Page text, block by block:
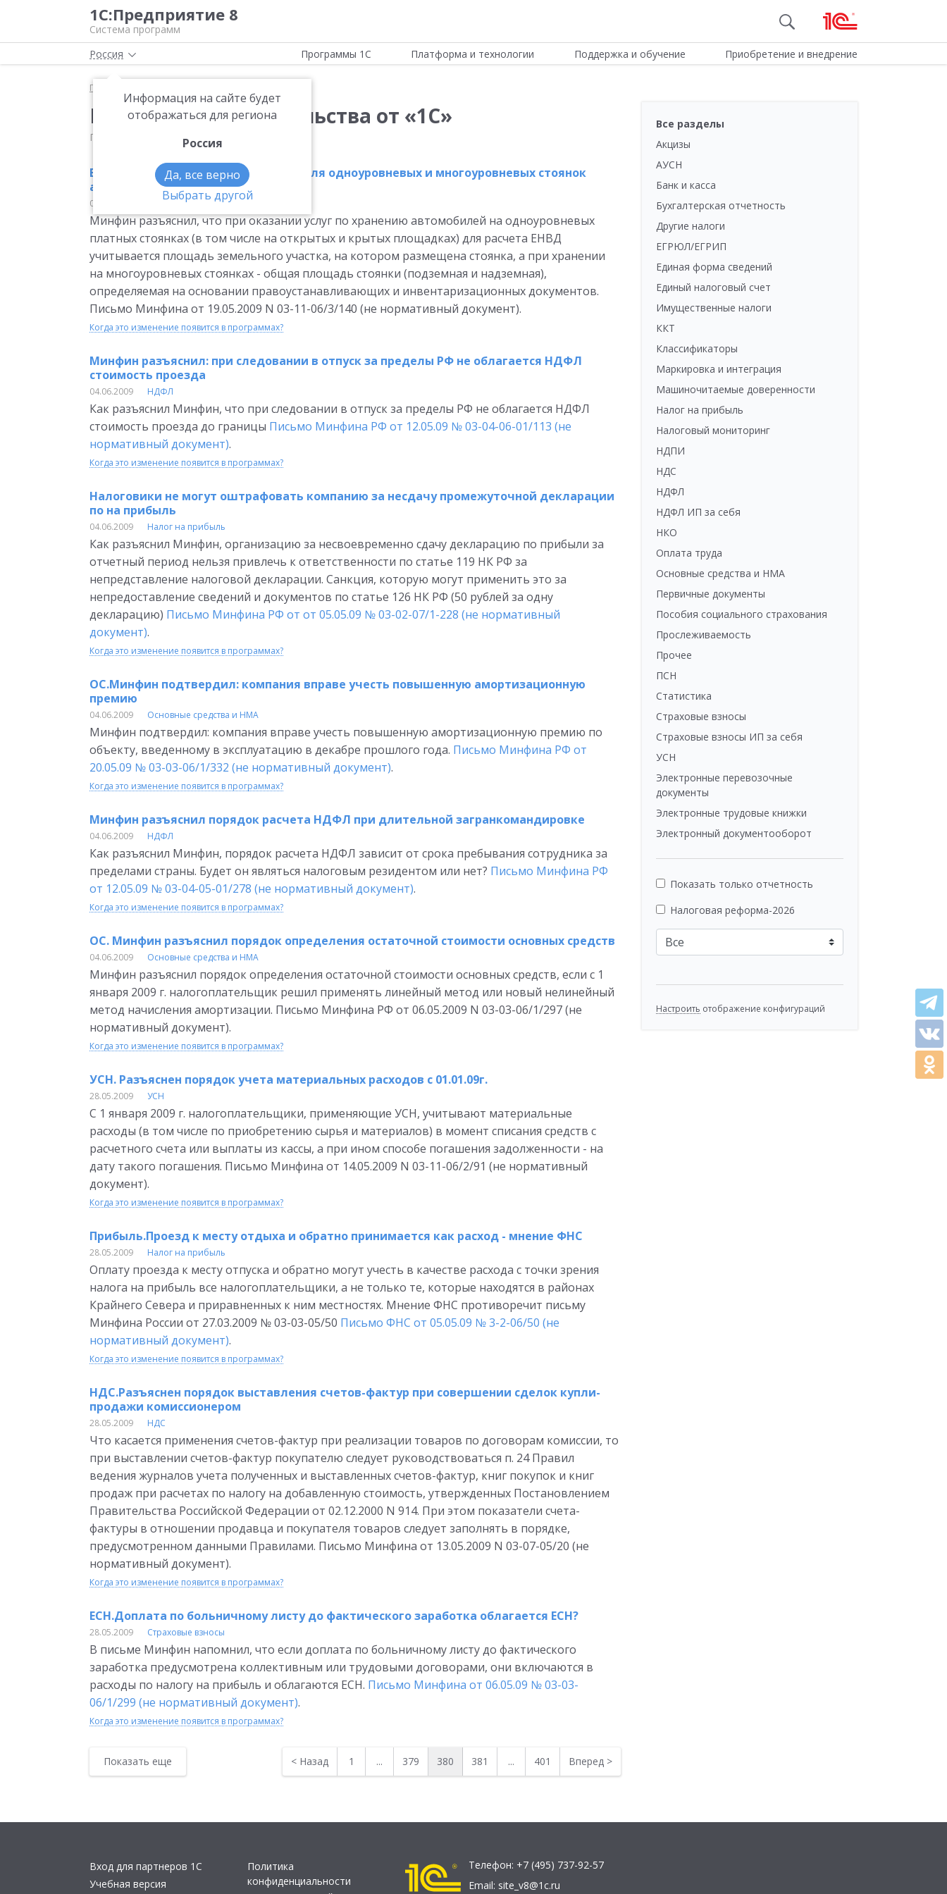
1С:Предприятие 8
Система программ
Россия
Информация на сайте будет
отображаться для региона
Россия
Да, все верно
Выбрать другой
Программы 1С Платформа и технологии Поддержка и обучение Приобретение и внедрение
Главная
Новости законодательства от «1С»
Последнее обновление: 8 августа 2026
ЕНВД. Расчет показателя площадь для одноуровневых и многоуровневых стоянок
автотранспорта
05.06.2009 Прочее
Минфин разъяснил, что при оказании услуг по хранению автомобилей на одноуровневых
платных стоянках (в том числе на открытых и крытых площадках) для расчета ЕНВД
учитывается площадь земельного участка, на котором размещена стоянка, а при хранении
на многоуровневых стоянках - общая площадь стоянки (подземная и надземная),
определяемая на основании правоустанавливающих и инвентаризационных документов.
Письмо Минфина от 19.05.2009 N 03-11-06/3/140 (не нормативный документ).
Когда это изменение появится в программах?
Минфин разъяснил: при следовании в отпуск за пределы РФ не облагается НДФЛ
стоимость проезда
04.06.2009 НДФЛ
Как разъяснил Минфин, что при следовании в отпуск за пределы РФ не облагается НДФЛ
стоимость проезда до границы Письмо Минфина РФ от 12.05.09 № 03-04-06-01/113 (не
нормативный документ).
Когда это изменение появится в программах?
Налоговики не могут оштрафовать компанию за несдачу промежуточной декларации
по на прибыль
04.06.2009 Налог на прибыль
Как разъяснил Минфин, организацию за несвоевременно сдачу декларацию по прибыли за
отчетный период нельзя привлечь к ответственности по статье 119 НК РФ за
непредставление налоговой декларации. Санкция, которую могут применить это за
непредоставление сведений и документов по статье 126 НК РФ (50 рублей за одну
декларацию) Письмо Минфина РФ от от 05.05.09 № 03-02-07/1-228 (не нормативный
документ).
Когда это изменение появится в программах?
ОС.Минфин подтвердил: компания вправе учесть повышенную амортизационную
премию
04.06.2009 Основные средства и НМА
Минфин подтвердил: компания вправе учесть повышенную амортизационную премию по
объекту, введенному в эксплуатацию в декабре прошлого года. Письмо Минфина РФ от
20.05.09 № 03-03-06/1/332 (не нормативный документ).
Когда это изменение появится в программах?
Минфин разъяснил порядок расчета НДФЛ при длительной загранкомандировке
04.06.2009 НДФЛ
Как разъяснил Минфин, порядок расчета НДФЛ зависит от срока пребывания сотрудника за
пределами страны. Будет он являться налоговым резидентом или нет? Письмо Минфина РФ
от 12.05.09 № 03-04-05-01/278 (не нормативный документ).
Когда это изменение появится в программах?
ОС. Минфин разъяснил порядок определения остаточной стоимости основных средств
04.06.2009 Основные средства и НМА
Минфин разъяснил порядок определения остаточной стоимости основных средств, если с 1
января 2009 г. налогоплательщик решил применять линейный метод или новый нелинейный
метод начисления амортизации. Письмо Минфина РФ от 06.05.2009 N 03-03-06/1/297 (не
нормативный документ).
Когда это изменение появится в программах?
УСН. Разъяснен порядок учета материальных расходов с 01.01.09г.
28.05.2009 УСН
С 1 января 2009 г. налогоплательщики, применяющие УСН, учитывают материальные
расходы (в том числе по приобретению сырья и материалов) в момент списания средств с
расчетного счета или выплаты из кассы, а при ином способе погашения задолженности - на
дату такого погашения. Письмо Минфина от 14.05.2009 N 03-11-06/2/91 (не нормативный
документ).
Когда это изменение появится в программах?
Прибыль.Проезд к месту отдыха и обратно принимается как расход - мнение ФНС
28.05.2009 Налог на прибыль
Оплату проезда к месту отпуска и обратно могут учесть в качестве расхода с точки зрения
налога на прибыль все налогоплательщики, а не только те, которые находятся в районах
Крайнего Севера и приравненных к ним местностях. Мнение ФНС противоречит письму
Минфина России от 27.03.2009 № 03-03-05/50 Письмо ФНС от 05.05.09 № 3-2-06/50 (не
нормативный документ).
Когда это изменение появится в программах?
НДС.Разъяснен порядок выставления счетов-фактур при совершении сделок купли-
продажи комиссионером
28.05.2009 НДС
Что касается применения счетов-фактур при реализации товаров по договорам комиссии, то
при выставлении счетов-фактур покупателю следует руководствоваться п. 24 Правил
ведения журналов учета полученных и выставленных счетов-фактур, книг покупок и книг
продаж при расчетах по налогу на добавленную стоимость, утвержденных Постановлением
Правительства Российской Федерации от 02.12.2000 N 914. При этом показатели счета-
фактуры в отношении продавца и покупателя товаров следует заполнять в порядке,
предусмотренном данными Правилами. Письмо Минфина от 13.05.2009 N 03-07-05/20 (не
нормативный документ).
Когда это изменение появится в программах?
ЕСН.Доплата по больничному листу до фактического заработка облагается ЕСН?
28.05.2009 Страховые взносы
В письме Минфин напомнил, что если доплата по больничному листу до фактического
заработка предусмотрена коллективным или трудовыми договорами, они включаются в
расходы по налогу на прибыль и облагаются ЕСН. Письмо Минфина от 06.05.09 № 03-03-
06/1/299 (не нормативный документ).
Когда это изменение появится в программах?
Показать еще < Назад 1 ... 379 380 381 ... 401 Вперед >
Все разделы
Акцизы
АУСН
Банк и касса
Бухгалтерская отчетность
Другие налоги
ЕГРЮЛ/ЕГРИП
Единая форма сведений
Единый налоговый счет
Имущественные налоги
ККТ
Классификаторы
Маркировка и интеграция
Машиночитаемые доверенности
Налог на прибыль
Налоговый мониторинг
НДПИ
НДС
НДФЛ
НДФЛ ИП за себя
НКО
Оплата труда
Основные средства и НМА
Первичные документы
Пособия социального страхования
Прослеживаемость
Прочее
ПСН
Статистика
Страховые взносы
Страховые взносы ИП за себя
УСН
Электронные перевозочные
документы
Электронные трудовые книжки
Электронный документооборот
Показать только отчетность
Налоговая реформа-2026
Настроить отображение конфигураций
Вход для партнеров 1С
Учебная версия
Политика
конфиденциальности
Телефон: +7 (495) 737-92-57
Email: site_v8@1c.ru